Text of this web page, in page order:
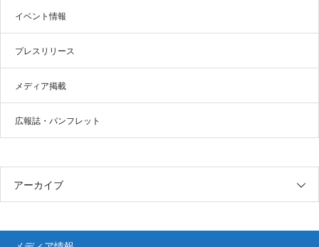
イベント情報
プレスリリース
メディア掲載
広報誌・パンフレット
アーカイブ